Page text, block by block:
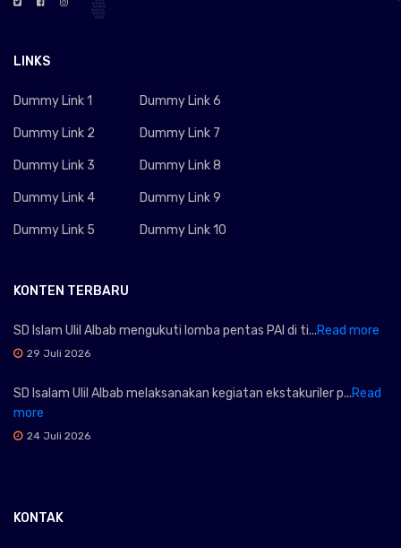
LINKS
Dummy Link 1
Dummy Link 2
Dummy Link 3
Dummy Link 4
Dummy Link 5
Dummy Link 6
Dummy Link 7
Dummy Link 8
Dummy Link 9
Dummy Link 10
KONTEN TERBARU
SD Islam Ulil Albab mengukuti lomba pentas PAI di ti...Read more
29 Juli 2026
SD Isalam Ulil Albab melaksanakan kegiatan ekstakuriler p...Read
more
24 Juli 2026
KONTAK